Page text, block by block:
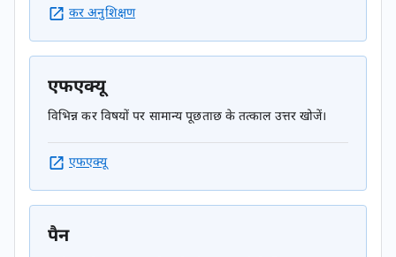
कर अनुशिक्षण
एफएक्यू
विभिन्न कर विषयों पर सामान्य पूछताछ के तत्काल उत्तर खोजें।
एफएक्यू
पैन